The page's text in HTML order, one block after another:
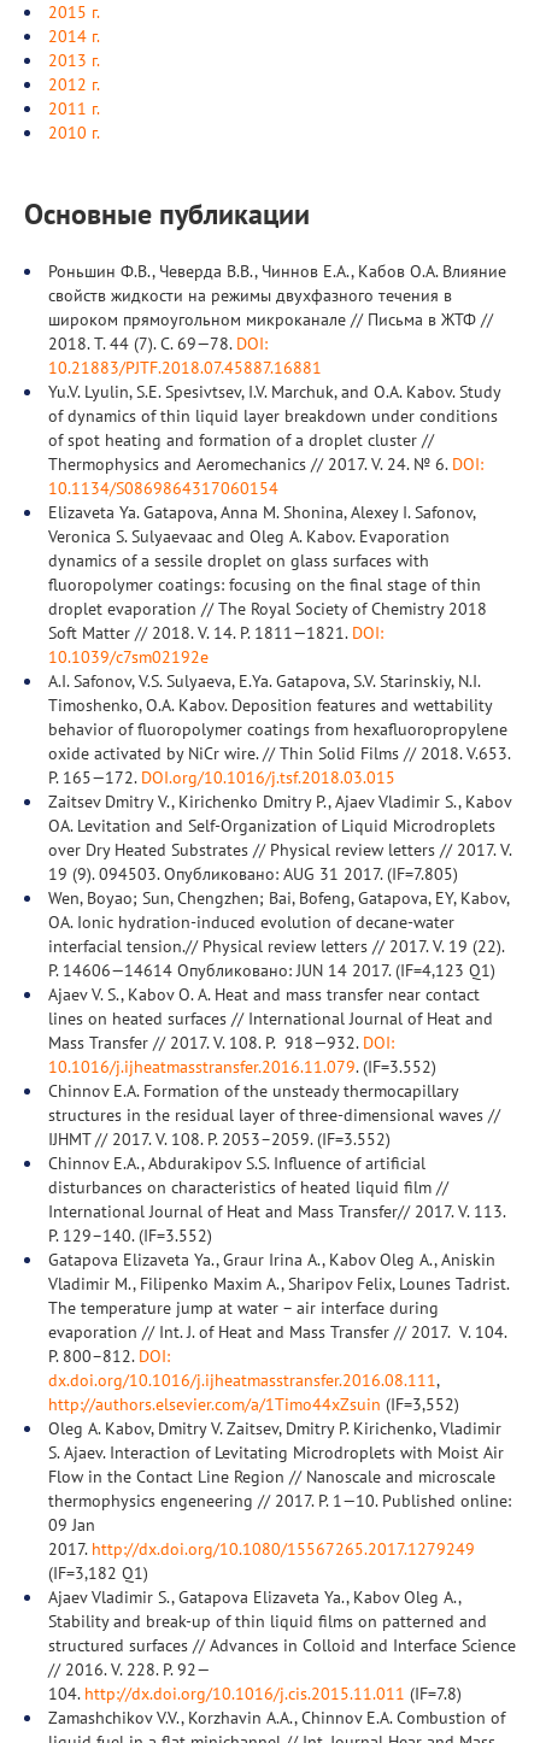
2015 г.
2014 г.
2013 г.
2012 г.
2011 г.
2010 г.
Основные публикации
Роньшин Ф.В., Чеверда В.В., Чиннов Е.А., Кабов О.А. Влияние
свойств жидкости на режимы двухфазного течения в
широком прямоугольном микроканале // Письма в ЖТФ //
2018. Т. 44 (7). С. 69—78. DOI:
10.21883/PJTF.2018.07.45887.16881
Yu.V. Lyulin, S.E. Spesivtsev, I.V. Marchuk, and O.A. Kabov. Study
of dynamics of thin liquid layer breakdown under conditions
of spot heating and formation of a droplet cluster //
Thermophysics and Aeromechanics // 2017. V. 24. № 6. DOI:
10.1134/S0869864317060154
Elizaveta Ya. Gatapova, Anna M. Shonina, Alexey I. Safonov,
Veronica S. Sulyaevaac and Oleg A. Kabov. Evaporation
dynamics of a sessile droplet on glass surfaces with
fluoropolymer coatings: focusing on the final stage of thin
droplet evaporation // The Royal Society of Chemistry 2018
Soft Matter // 2018. V. 14. Р. 1811—1821. DOI:
10.1039/c7sm02192e
A.I. Safonov, V.S. Sulyaeva, E.Ya. Gatapova, S.V. Starinskiy, N.I.
Timoshenko, O.A. Kabov. Deposition features and wettability
behavior of fluoropolymer coatings from hexafluoropropylene
oxide activated by NiCr wire. // Thin Solid Films // 2018. V.653.
P. 165—172. DOI.org/10.1016/j.tsf.2018.03.015
Zaitsev Dmitry V., Kirichenko Dmitry P., Ajaev Vladimir S., Kabov
OA. Levitation and Self-Organization of Liquid Microdroplets
over Dry Heated Substrates // Physical review letters // 2017. V.
19 (9). 094503. Опубликовано: AUG 31 2017. (IF=7.805)
Wen, Boyao; Sun, Chengzhen; Bai, Bofeng, Gatapova, EY, Kabov,
OA. Ionic hydration-induced evolution of decane-water
interfacial tension.// Physical review letters // 2017. V. 19 (22).
P. 14606—14614 Опубликовано: JUN 14 2017. (IF=4,123 Q1)
Ajaev V. S., Kabov O. A. Heat and mass transfer near contact
lines on heated surfaces // International Journal of Heat and
Mass Transfer // 2017. V. 108. P. 918—932. DOI:
10.1016/j.ijheatmasstransfer.2016.11.079. (IF=3.552)
Chinnov E.A. Formation of the unsteady thermocapillary
structures in the residual layer of three-dimensional waves //
IJHMT // 2017. V. 108. P. 2053–2059. (IF=3.552)
Chinnov E.A., Abdurakipov S.S. Influence of artificial
disturbances on characteristics of heated liquid film //
International Journal of Heat and Mass Transfer// 2017. V. 113.
P. 129–140. (IF=3.552)
Gatapova Elizaveta Ya., Graur Irina A., Kabov Oleg A., Aniskin
Vladimir M., Filipenko Maxim A., Sharipov Felix, Lounes Tadrist.
The temperature jump at water – air interface during
evaporation // Int. J. of Heat and Mass Transfer // 2017. V. 104.
P. 800–812. DOI:
dx.doi.org/10.1016/j.ijheatmasstransfer.2016.08.111,
http://authors.elsevier.com/a/1Timo44xZsuin (IF=3,552)
Oleg A. Kabov, Dmitry V. Zaitsev, Dmitry P. Kirichenko, Vladimir
S. Ajaev. Interaction of Levitating Microdroplets with Moist Air
Flow in the Contact Line Region // Nanoscale and microscale
thermophysics engeneering // 2017. P. 1—10. Published online:
09 Jan
2017. http://dx.doi.org/10.1080/15567265.2017.1279249
(IF=3,182 Q1)
Ajaev Vladimir S., Gatapova Elizaveta Ya., Kabov Oleg A.,
Stability and break-up of thin liquid films on patterned and
structured surfaces // Advances in Colloid and Interface Science
// 2016. V. 228. Р. 92—
104. http://dx.doi.org/10.1016/j.cis.2015.11.011 (IF=7.8)
Zamashchikov V.V., Korzhavin A.A., Chinnov E.A. Combustion of